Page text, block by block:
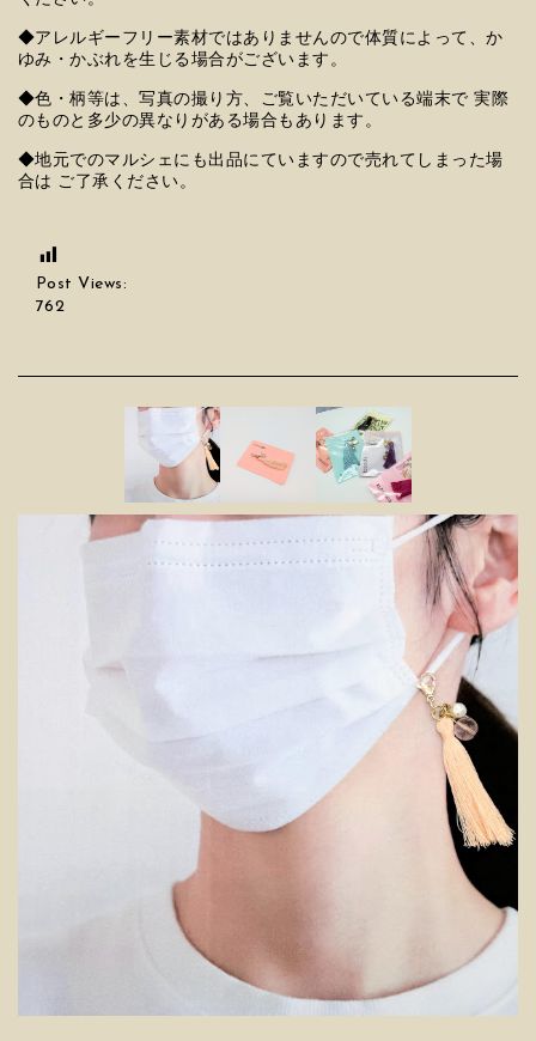
◆アレルギーフリー素材ではありませんので体質によって、か
ゆみ・かぶれを生じる場合がございます。
◆色・柄等は、写真の撮り方、ご覧いただいている端末で 実際
のものと多少の異なりがある場合もあります。
◆地元でのマルシェにも出品にていますので売れてしまった場
合は ご了承ください。
Post Views:
762